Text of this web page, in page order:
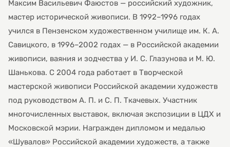
Максим Васильевич Фаюстов — российский художник,
мастер исторической живописи. В 1992–1996 годах
учился в Пензенском художественном училище им. К. А.
Савицкого, в 1996–2002 годах — в Российской академии
живописи, ваяния и зодчества у И. С. Глазунова и М. Ю.
Шанькова. С 2004 года работает в Творческой
мастерской живописи Российской академии художеств
под руководством А. П. и С. П. Ткачевых. Участник
многочисленных выставок, включая экспозиции в ЦДХ и
Московской мэрии. Награжден дипломом и медалью
«Шувалов» Российской академии художеств, а также